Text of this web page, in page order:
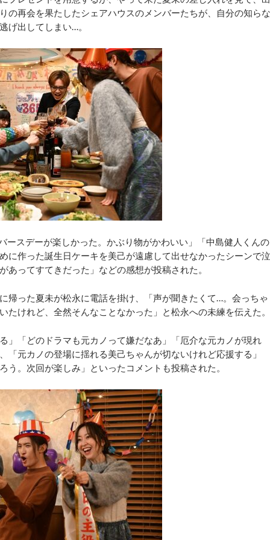
の再会を果たしたシェアハウスのメンバーたちが、自分の知らな
げ出してしまい…。
スデーが楽しかった。かぶり物がかわいい」「中島健人くんの
に作った誕生日ケーキを美己が遠慮して出せなかったシーンで泣
ってすてきだった」などの感想が投稿された。
った夏未が松永に電話を掛け、「声が聞きたくて…。会っちゃ
たけれど、全然そんなことなかった」と松永への未練を伝えた。
「どのドラマも元カノって嫌だなあ」「厄介な元カノが現れ
元カノの登場に揺れる美己ちゃんが切ないけれど応援する」
。次回が楽しみ」といったコメントも投稿された。